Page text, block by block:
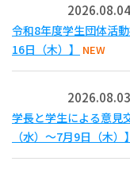
2026.08.04
令和8年度学生団体活
16日（木）】
NEW
2026.08.03
学長と学生による意見
（水）～7月9日（木）】